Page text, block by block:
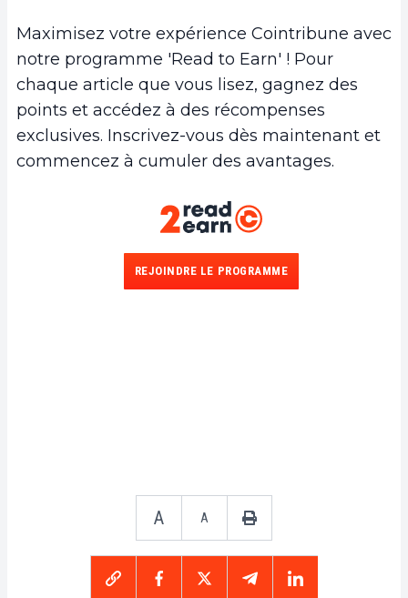
Maximisez votre expérience Cointribune avec
notre programme 'Read to Earn' ! Pour
chaque article que vous lisez, gagnez des
points et accédez à des récompenses
exclusives. Inscrivez-vous dès maintenant et
commencez à cumuler des avantages.
REJOINDRE LE PROGRAMME
A A